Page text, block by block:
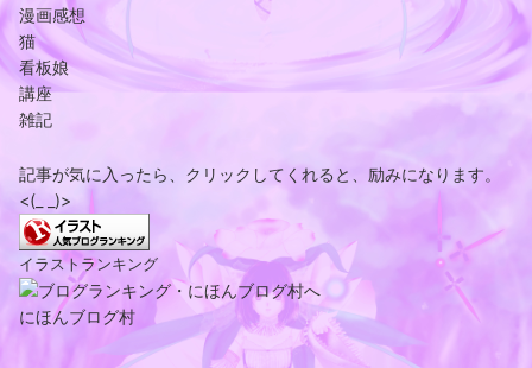
漫画感想
猫
看板娘
講座
雑記
記事が気に入ったら、クリックしてくれると、励みになります。
<(_ _)>
イラストランキング
にほんブログ村